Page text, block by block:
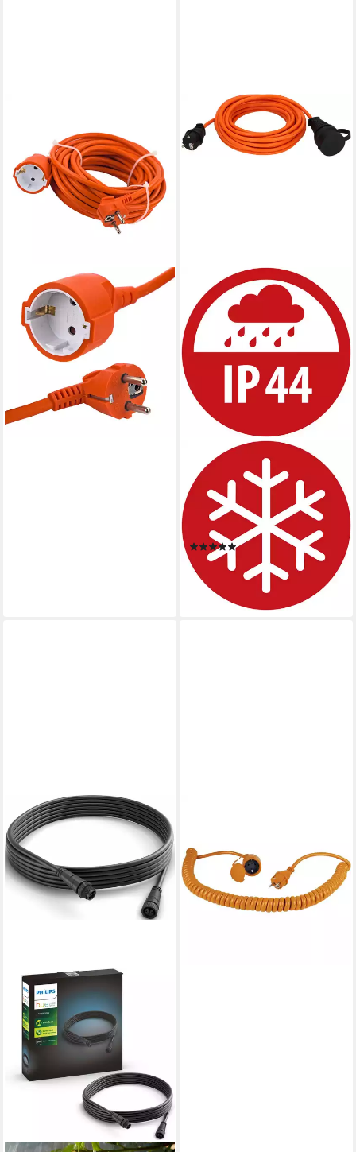
DEMA
20 m Verlängerungskabel
orange H05VV-F 3G1,5 mm²
Verlängerungskabel
35,19 €
lieferbar - in 2-3 Werktagen bei dir
BRENNENSTUHL
BREMAXX AT-N05V3V3-F
3G1,5 10m IP44
Verlängerungskabel, Typ F
(Schuko), (1000 cm)
(1)
ab 19,31 € UVP 26,99 €
-28%
lieferbar - in 2-3 Werktagen bei dir
70415 Verlängerungskabel,
(5.00 cm), Spiralkabel
55,39 €
lieferbar - in 2-3 Werktagen bei dir